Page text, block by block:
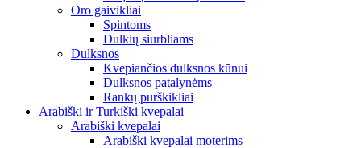
Oro gaivikliai
Spintoms
Dulkių siurbliams
Dulksnos
Kvepiančios dulksnos kūnui
Dulksnos patalynėms
Rankų purškikliai
Arabiški ir Turkiški kvepalai
Arabiški kvepalai
Arabiški kvepalai moterims